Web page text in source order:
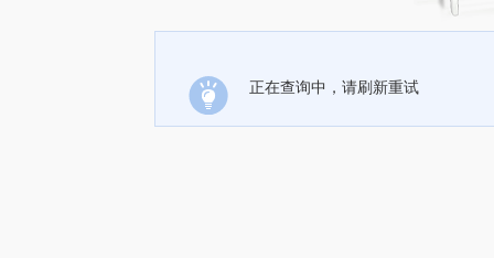
正在查询中，请刷新重试